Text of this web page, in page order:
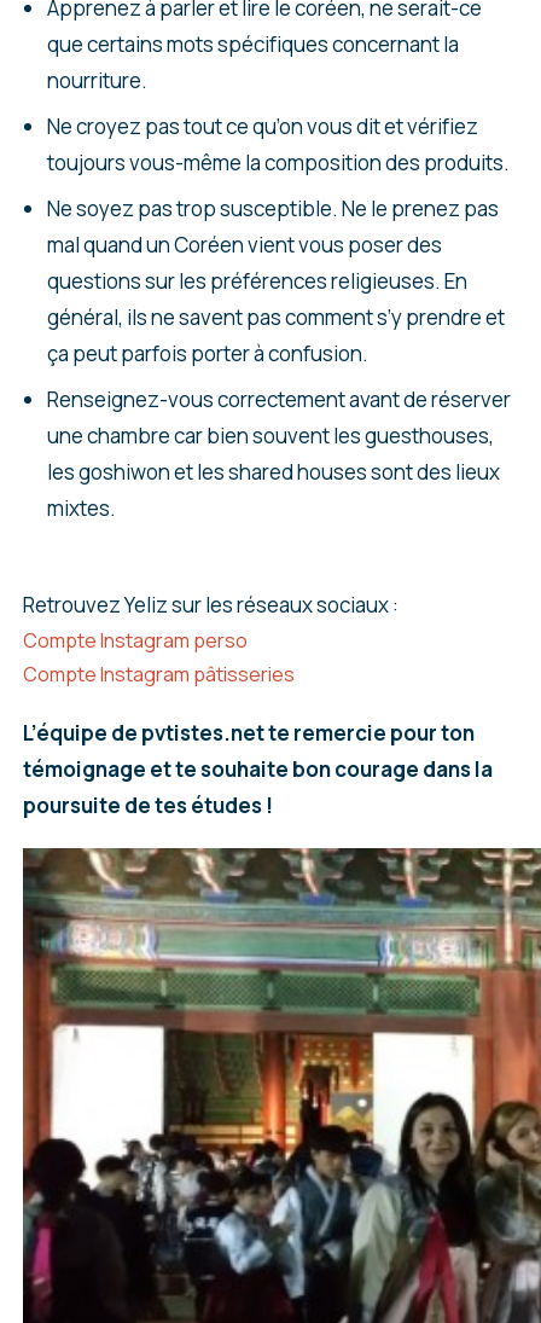
Apprenez à parler et lire le coréen, ne serait-ce
que certains mots spécifiques concernant la
nourriture.
Ne croyez pas tout ce qu’on vous dit et vérifiez
toujours vous-même la composition des produits.
Ne soyez pas trop susceptible. Ne le prenez pas
mal quand un Coréen vient vous poser des
questions sur les préférences religieuses. En
général, ils ne savent pas comment s’y prendre et
ça peut parfois porter à confusion.
Renseignez-vous correctement avant de réserver
une chambre car bien souvent les guesthouses,
les goshiwon et les shared houses sont des lieux
mixtes.
Retrouvez Yeliz sur les réseaux sociaux :
Compte Instagram perso
Compte Instagram pâtisseries
L’équipe de pvtistes.net te remercie pour ton
témoignage et te souhaite bon courage dans la
poursuite de tes études !